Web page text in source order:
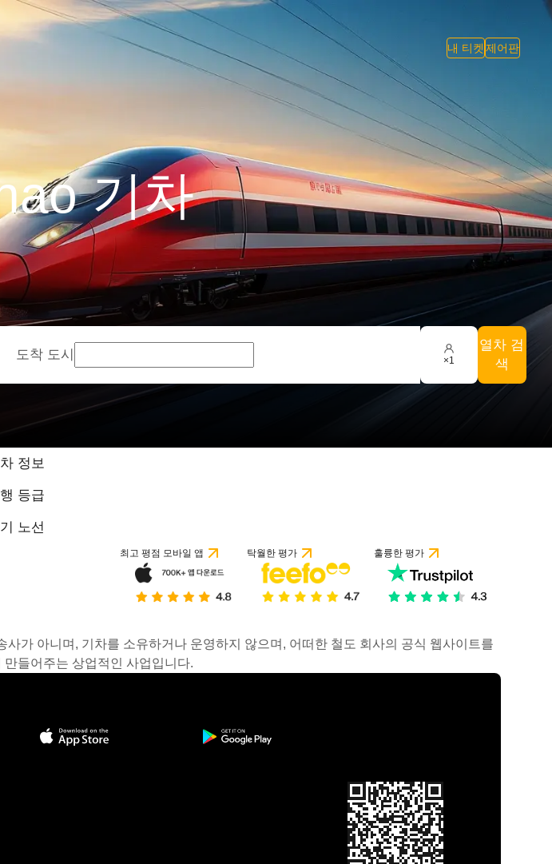
내 티켓 제어판
기차
도착 도시 ×1
열차 검
색
정보
등급
노선
최고 평점 모바일 앱 탁월한 평가 훌륭한 평가
가 아니며, 기차를 소유하거나 운영하지 않으며, 어떠한 철도 회사의 공식 웹사이트를
들어주는 상업적인 사업입니다.